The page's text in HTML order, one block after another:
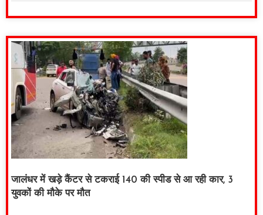
जालंधर में खड़े कैंटर से टकराई 140 की स्पीड से आ रही कार, 3
युवकों की मौके पर मौत